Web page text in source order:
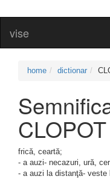
vise
home dictionar
CLOPOT
frică, ceartă;
- a auzi- necazuri, ură,
- a auzi la distanţă- veste